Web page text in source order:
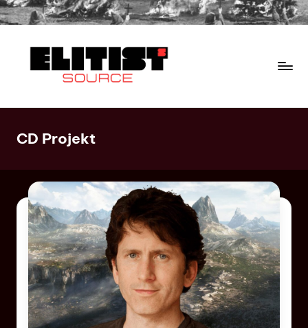
CD Projekt